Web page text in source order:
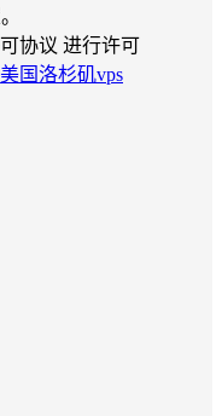
协议 进行许可
美国洛杉矶vps